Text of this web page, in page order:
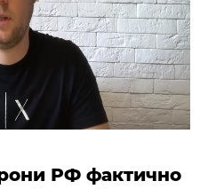
РФ фактично